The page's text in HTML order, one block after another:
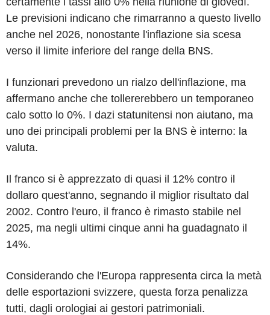
Le previsioni indicano che rimarranno a questo livello
anche nel 2026, nonostante l'inflazione sia scesa
verso il limite inferiore del range della BNS.
I funzionari prevedono un rialzo dell'inflazione, ma
affermano anche che tollererebbero un temporaneo
calo sotto lo 0%. I dazi statunitensi non aiutano, ma
uno dei principali problemi per la BNS è interno: la
valuta.
Il franco si è apprezzato di quasi il 12% contro il
dollaro quest'anno, segnando il miglior risultato dal
2002. Contro l'euro, il franco è rimasto stabile nel
2025, ma negli ultimi cinque anni ha guadagnato il
14%.
Considerando che l'Europa rappresenta circa la metà
delle esportazioni svizzere, questa forza penalizza
tutti, dagli orologiai ai gestori patrimoniali.